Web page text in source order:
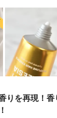
りを再現！